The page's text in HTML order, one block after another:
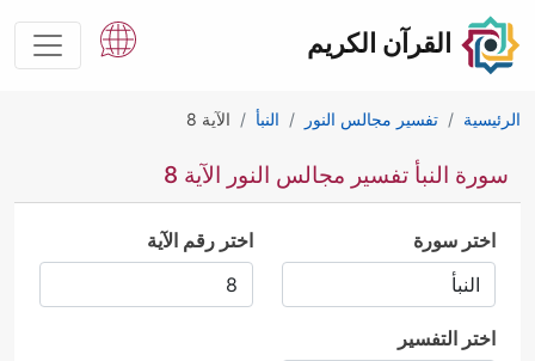
القرآن الكريم
الرئيسية تفسير مجالس النور النبأ الآية 8
سورة النبأ تفسير مجالس النور الآية 8
اختر سورة اختر رقم الآية
اختر التفسير